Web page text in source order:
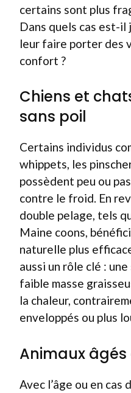
certains sont plus
Dans quels cas est-il
leur faire porter des
confort ?
Chiens et
sans poil
Certains individus
whippets, les
possèdent peu ou
contre le froid. En
double pelage, tels
Maine coons,
naturelle plus
aussi un rôle clé :
faible masse
la chaleur,
enveloppés ou plus
Animaux
Avec l’âge ou en cas